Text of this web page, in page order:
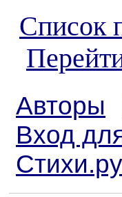
Список
Авторы
Вход
Стихи.ру